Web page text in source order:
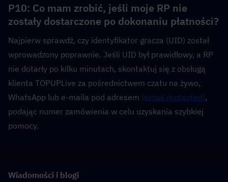
P10: Co mam zrobić, jeśli moje RP nie
Najpierw sprawdź, czy identyfikator gracza (UID) został
wprowadzony poprawnie. Jeśli UID był prawidłowy, a RP
nie dotarły po kilku minutach, skontaktuj się z obsługą
klienta TOPUPLive za pośrednictwem czatu na żywo,
WhatsApp lub e-maila pod adresem [email protected],
podając numer zamówienia w celu uzyskania szybkiej
pomocy.
Wiadomości i blogi